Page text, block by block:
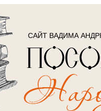
САЙТ ВАДИМА